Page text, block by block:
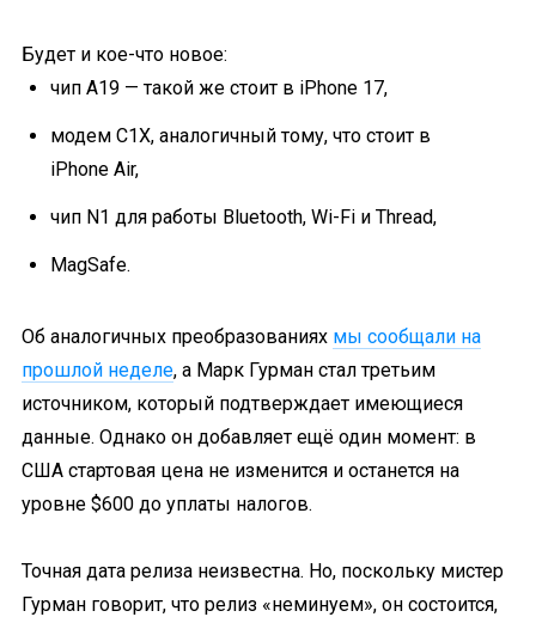
Будет и кое-что новое:
чип A19 — такой же стоит в iPhone 17,
модем C1X, аналогичный тому, что стоит в
iPhone Air,
чип N1 для работы Bluetooth, Wi-Fi и Thread,
MagSafe.
Об аналогичных преобразованиях мы сообщали на
прошлой неделе, а Марк Гурман стал третьим
источником, который подтверждает имеющиеся
данные. Однако он добавляет ещё один момент: в
США стартовая цена не изменится и останется на
уровне $600 до уплаты налогов.
Точная дата релиза неизвестна. Но, поскольку мистер
Гурман говорит, что релиз «неминуем», он состоится,